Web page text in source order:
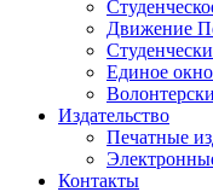
Движение
Единое
Издательство
Печатные
Контакты